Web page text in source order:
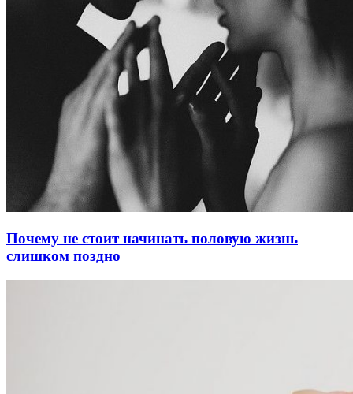
Почему не стоит начинать половую жизнь
слишком поздно